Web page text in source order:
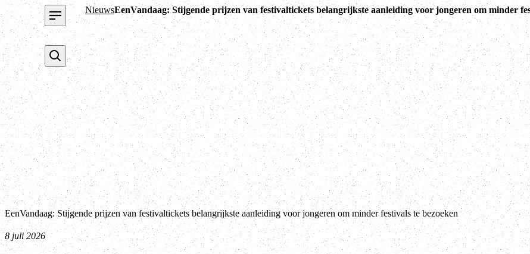
NieuwsEenVandaag: Stijgende prijzen van festivaltickets belangrijkste aanleiding voor jongeren om minder
EenVandaag: Stijgende prijzen van festivaltickets belangrijkste aanleiding voor jongeren om minder festivals te bezoeken
8 juli 2026